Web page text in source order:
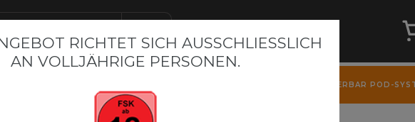
FLERBAR POD-
RICHTET SICH AUSSCHLIESSLICH A
N VOLLJÄHRIGE PERSONEN.